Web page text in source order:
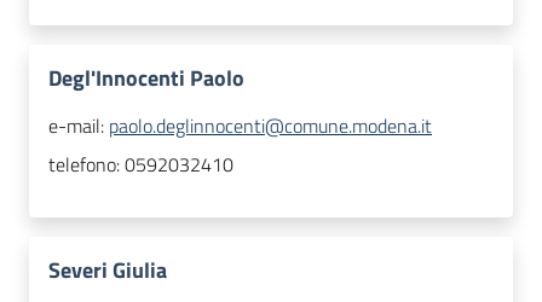
Degl'Innocenti Paolo
e-mail: paolo.deglinnocenti@comune.modena.it
telefono:0592032410
Severi Giulia